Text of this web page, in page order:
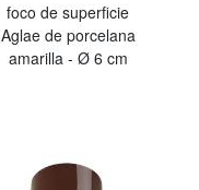
foco de superficie
Aglae de porcelana
amarilla - Ø 6 cm